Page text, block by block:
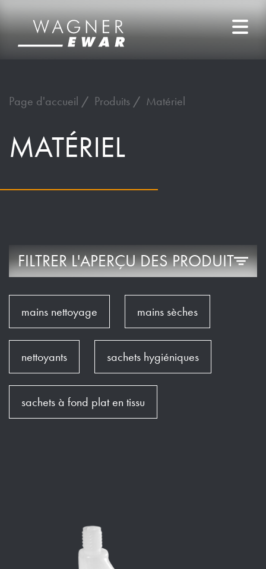
Page d'accueil Produits Matériel
MATÉRIEL
FILTRER L'APERÇU DES PRODUIT
mains nettoyage mains sèches
nettoyants sachets hygiéniques
sachets à fond plat en tissu